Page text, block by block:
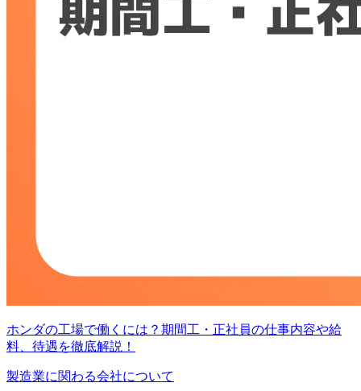
ホンダの工場で働くには？期間工・正社員の仕事内容や給
料、待遇を徹底解説！
製造業に関わる会社について